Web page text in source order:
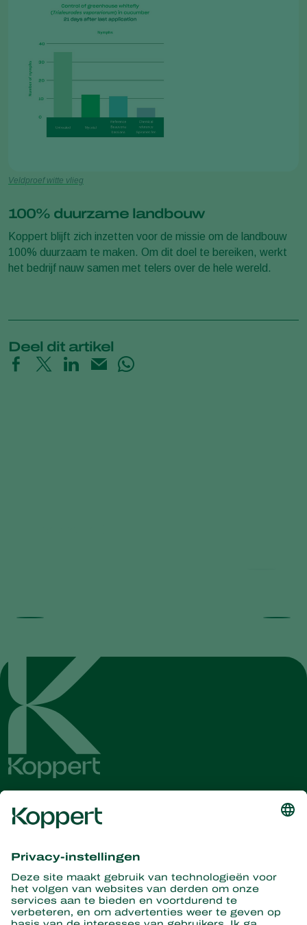
Veldproef witte vlieg
100% duurzame landbouw
Koppert blijft zich inzetten voor de missie om de landbouw
100% duurzaam te maken. Om dit doel te bereiken, werkt
het bedrijf nauw samen met telers over de hele wereld.
Deel dit artikel
Ontvang het laatste nieuws en
informatie
Hier aanmelden
Partners with Nature